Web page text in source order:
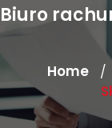
Biuro
Home /